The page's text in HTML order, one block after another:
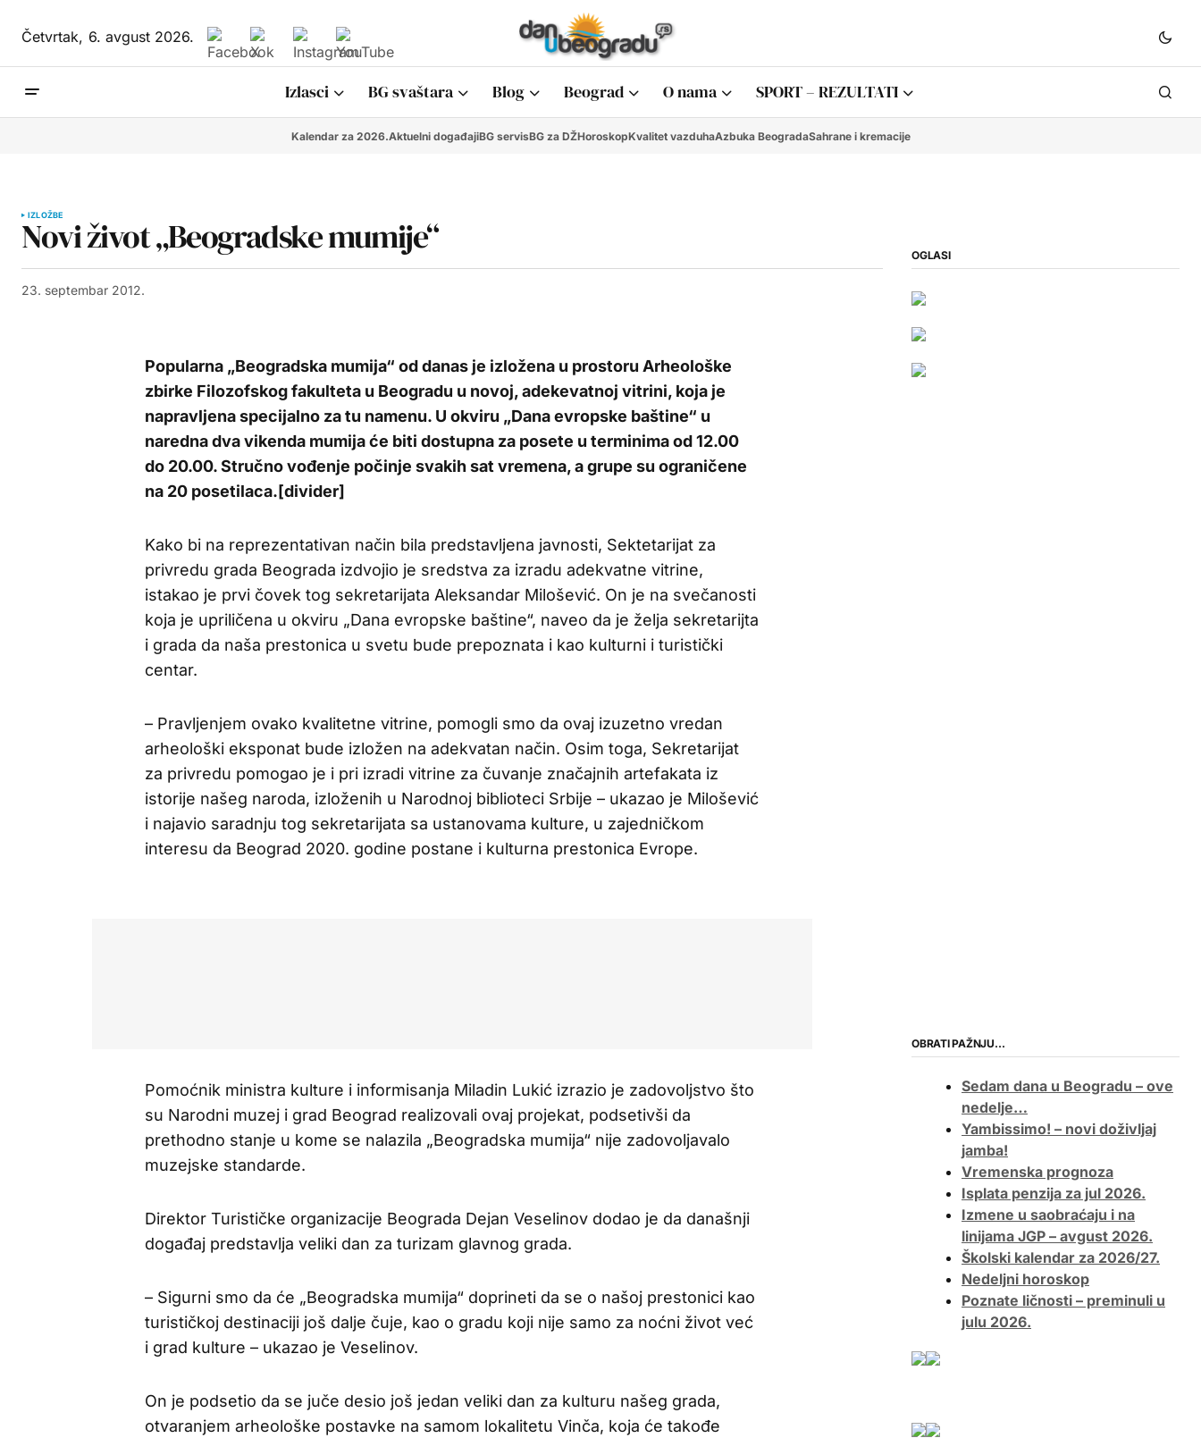
Četvrtak,6. avgust 2026.
Izlasci BG svaštara Blog Beograd O nama SPORT – REZULTATI
Kalendar za 2026.Aktuelni događajiBG servisBG za DŽHoroskopKvalitet vazduhaAzbuka BeogradaSahrane i kremacije
IZLOŽBE
Novi život „Beogradske mumije“
23. septembar 2012.
Popularna „Beogradska mumija“ od danas je izložena u prostoru Arheološke
zbirke Filozofskog fakulteta u Beogradu u novoj, adekevatnoj vitrini, koja je
napravljena specijalno za tu namenu. U okviru „Dana evropske baštine“ u
naredna dva vikenda mumija će biti dostupna za posete u terminima od 12.00
do 20.00. Stručno vođenje počinje svakih sat vremena, a grupe su ograničene
na 20 posetilaca.[divider]
Kako bi na reprezentativan način bila predstavljena javnosti, Sektetarijat za
privredu grada Beograda izdvojio je sredstva za izradu adekvatne vitrine,
istakao je prvi čovek tog sekretarijata Aleksandar Milošević. On je na svečanosti
koja je upriličena u okviru „Dana evropske baštine“, naveo da je želja sekretarijta
i grada da naša prestonica u svetu bude prepoznata i kao kulturni i turistički
centar.
– Pravljenjem ovako kvalitetne vitrine, pomogli smo da ovaj izuzetno vredan
arheološki eksponat bude izložen na adekvatan način. Osim toga, Sekretarijat
za privredu pomogao je i pri izradi vitrine za čuvanje značajnih artefakata iz
istorije našeg naroda, izloženih u Narodnoj biblioteci Srbije – ukazao je Milošević
i najavio saradnju tog sekretarijata sa ustanovama kulture, u zajedničkom
interesu da Beograd 2020. godine postane i kulturna prestonica Evrope.
Pomoćnik ministra kulture i informisanja Miladin Lukić izrazio je zadovoljstvo što
su Narodni muzej i grad Beograd realizovali ovaj projekat, podsetivši da
prethodno stanje u kome se nalazila „Beogradska mumija“ nije zadovoljavalo
muzejske standarde.
Direktor Turističke organizacije Beograda Dejan Veselinov dodao je da današnji
događaj predstavlja veliki dan za turizam glavnog grada.
– Sigurni smo da će „Beogradska mumija“ doprineti da se o našoj prestonici kao
turističkoj destinaciji još dalje čuje, kao o gradu koji nije samo za noćni život već
i grad kulture – ukazao je Veselinov.
On je podsetio da se juče desio još jedan veliki dan za kulturu našeg grada,
otvaranjem arheološke postavke na samom lokalitetu Vinča, koja će takođe
OGLASI
OBRATI PAŽNJU…
Sedam dana u Beogradu – ove
nedelje…
Yambissimo! – novi doživljaj
jamba!
Vremenska prognoza
Isplata penzija za jul 2026.
Izmene u saobraćaju i na
linijama JGP – avgust 2026.
Školski kalendar za 2026/27.
Nedeljni horoskop
Poznate ličnosti – preminuli u
julu 2026.